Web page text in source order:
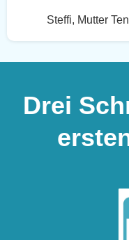
Steffi, Mutter
Drei